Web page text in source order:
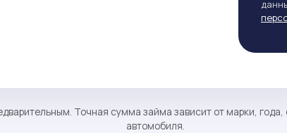
Точная сумма займа зависит от марки,
автомобиля.